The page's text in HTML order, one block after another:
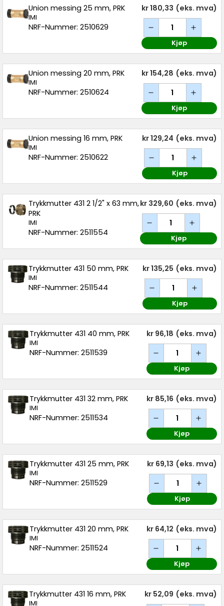
Union messing 25 mm, PRK
IMI
NRF-Nummer: 2510629
kr 180,33 (eks. mva)
Kjøp
Union messing 20 mm, PRK
IMI
NRF-Nummer: 2510624
kr 154,28 (eks. mva)
Kjøp
Union messing 16 mm, PRK
IMI
NRF-Nummer: 2510622
kr 129,24 (eks. mva)
Kjøp
Trykkmutter 431 2 1/2" x 63 mm,
PRK
IMI
NRF-Nummer: 2511554
kr 329,60 (eks. mva)
Kjøp
Trykkmutter 431 50 mm, PRK
IMI
NRF-Nummer: 2511544
kr 135,25 (eks. mva)
Kjøp
Trykkmutter 431 40 mm, PRK
IMI
NRF-Nummer: 2511539
kr 96,18 (eks. mva)
Kjøp
Trykkmutter 431 32 mm, PRK
IMI
NRF-Nummer: 2511534
kr 85,16 (eks. mva)
Kjøp
Trykkmutter 431 25 mm, PRK
IMI
NRF-Nummer: 2511529
kr 69,13 (eks. mva)
Kjøp
Trykkmutter 431 20 mm, PRK
IMI
NRF-Nummer: 2511524
kr 64,12 (eks. mva)
Kjøp
Trykkmutter 431 16 mm, PRK
IMI
kr 52,09 (eks. mva)